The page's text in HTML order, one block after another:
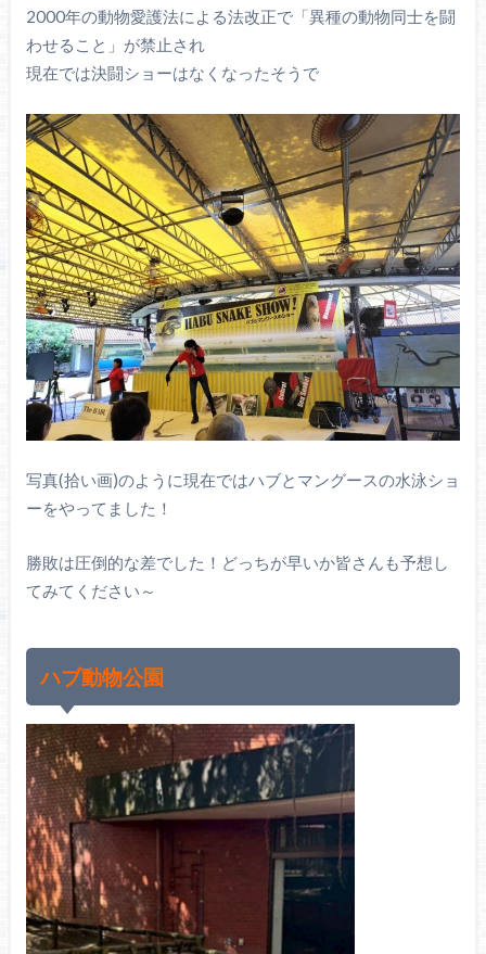
2000年の動物愛護法による法改正で「異種の動物同士を闘
わせること」が禁止され
現在では決闘ショーはなくなったそうで
写真(拾い画)のように現在ではハブとマングースの水泳ショ
ーをやってました！
勝敗は圧倒的な差でした！どっちが早いか皆さんも予想し
てみてください～
ハブ動物公園